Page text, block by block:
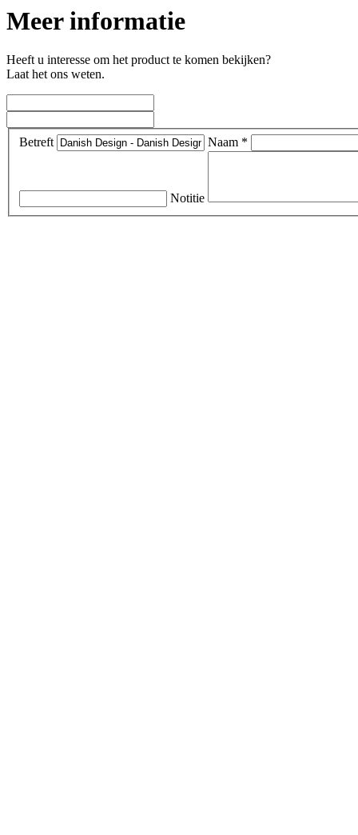
Meer informatie
Heeft u interesse om het product te komen bekijken?
Laat het ons weten.
Betreft Naam *
Notitie